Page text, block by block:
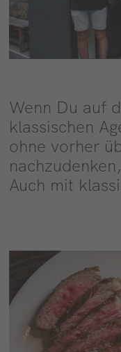
Wenn Du auf
klassischen
ohne vorher
Auch mit